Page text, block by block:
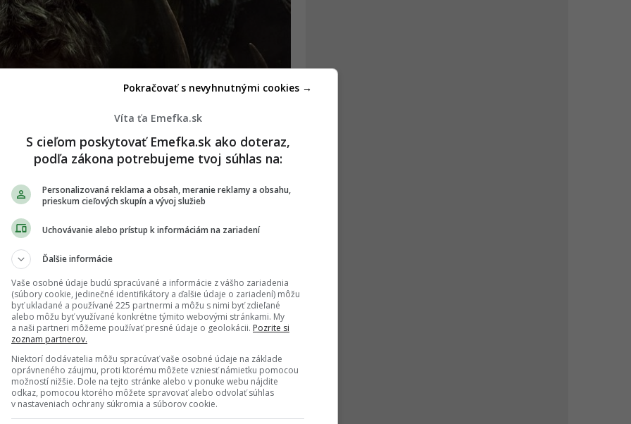
na halloweenske
aj kvalitné postavy
29.10.2021, 21:00
Sci-fi epos Duna dostane
Poznáme už aj dátum
sci-fi príbeh nekončí.
Víta ťa Emefka.sk
S cieľom poskytovať Emefka.sk ako doteraz,
podľa zákona potrebujeme tvoj súhlas na:
Personalizovaná reklama a obsah, meranie reklamy a obsahu,
prieskum cieľových skupín a vývoj služieb
Uchovávanie alebo prístup k informáciám na zariadení
Ďalšie informácie
Vaše osobné údaje budú spracúvané a informácie z vášho zariadenia
(súbory cookie, jedinečné identifikátory a ďalšie údaje o zariadení) môžu
byť ukladané a používané 225 partnermi a môžu s nimi byť zdieľané
alebo môžu byť využívané konkrétne týmito webovými stránkami. My
a naši partneri môžeme používať presné údaje o geolokácii. Pozrite si
zoznam partnerov.
Niektorí dodávatelia môžu spracúvať vaše osobné údaje na základe
oprávneného záujmu, proti ktorému môžete vzniesť námietku pomocou
možností nižšie. Dole na tejto stránke alebo v ponuke webu nájdite
odkaz, pomocou ktorého môžete spravovať alebo odvolať súhlas
v nastaveniach ochrany súkromia a súborov cookie.
Pokračovať s nevyhnutnými cookies →